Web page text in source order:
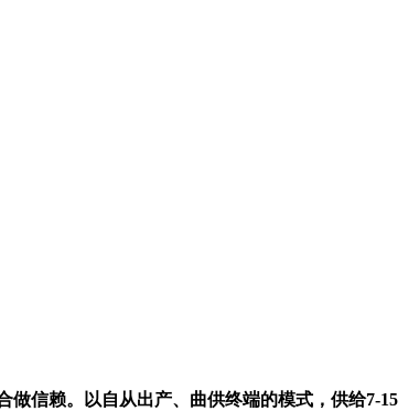
信赖。以自从出产、曲供终端的模式，供给7-15